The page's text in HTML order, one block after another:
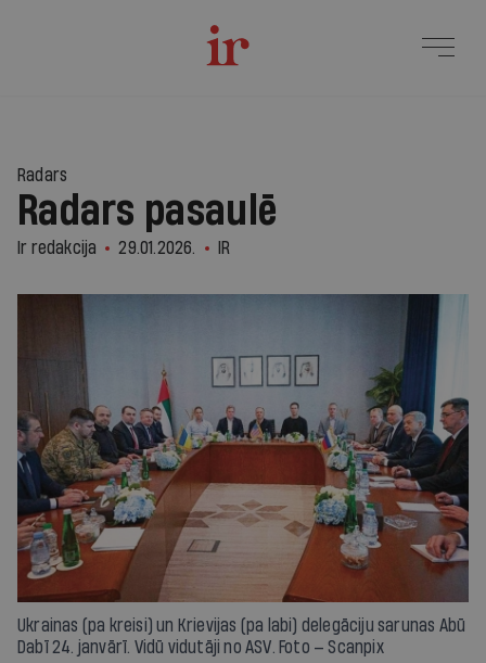
Radars
Radars pasaulē
Ir redakcija 29.01.2026. IR
Ukrainas (pa kreisi) un Krievijas (pa labi) delegāciju sarunas Abū
Dabī 24. janvārī. Vidū vidutāji no ASV. Foto — Scanpix